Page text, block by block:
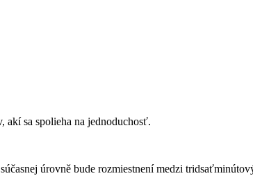
akí sa spolieha na jednoduchosť.
úrovně bude rozmiestnení medzi